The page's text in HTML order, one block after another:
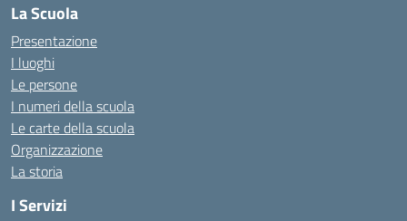
La Scuola
Presentazione
I luoghi
Le persone
I numeri della scuola
Le carte della scuola
Organizzazione
La storia
I Servizi